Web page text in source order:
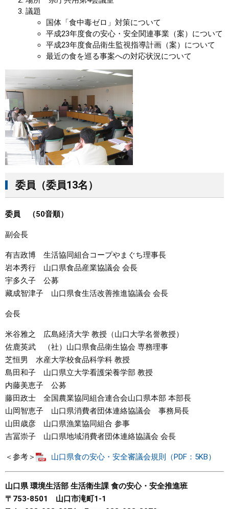
議題
国体「食中毒ゼロ」対策について
平成23年度食の安心・安全関連事業（案）について
平成23年度食品衛生監視指導計画（案）について
最近の食を巡る事案への対応状況について
委員（委員13名）
委員 （50音順）
副会長
有吉政博 生活協同組合コープやまぐち理事長
岩本秀行 山口県食品産業協議会 会長
宇多久子 公募
藏成智津子 山口県食生活改善推進協議会 会長
会長
米谷雅之 広島経済大学 教授（山口大学名誉教授）
佐鹿英武 （社）山口県食品衛生協会 専務理事
芝恒男 水産大学校食品科学科 教授
島田和子 山口県立大学看護栄養学部 教授
内藤美恵子 公募
藤田政士 全国農業協同組合連合会山口県本部 本部長
山岡智恵子 山口県消費者団体連絡協議会 事務局長
山田歳彦 山口県漁業協同組合 参事
吉冨崇子 山口県地域消費者団体連絡協議会 会長
＜参考＞ 山口県食の安心・安全審議会規則（PDF：5KB）
山口県 環境生活部 生活衛生課 食の安心・安全推進班
〒753-8501 山口市滝町1-1